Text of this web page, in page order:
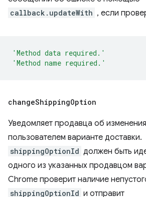
callback.updateWith , если
'Method data required.'
'Method name required.'
changeShippingOption
Уведомляет продавца об
пользователем варианте доставки.
shippingOptionId должен быть
одного из указанных продавцом
Chrome проверит наличие
shippingOptionId и отправит